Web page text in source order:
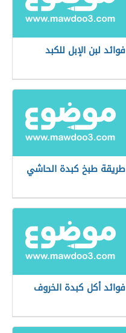
فوائد لبن الإبل للكبد
طريقة طبخ كبدة الحاشي
فوائد أكل كبدة الخروف